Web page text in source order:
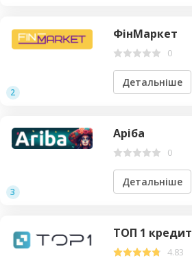
2
ФінМаркет
0
Детальніше
3
Аріба
0
Детальніше
ТОП 1 кредит
4.83